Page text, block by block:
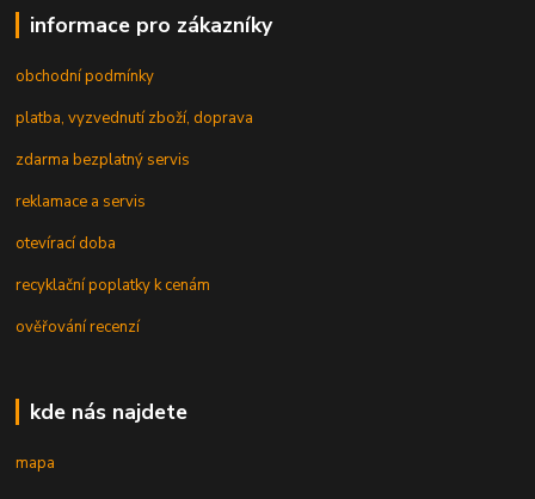
informace pro zákazníky
obchodní podmínky
platba, vyzvednutí zboží, doprava
zdarma bezplatný servis
reklamace a servis
otevírací doba
recyklační poplatky k cenám
ověřování recenzí
kde nás najdete
mapa